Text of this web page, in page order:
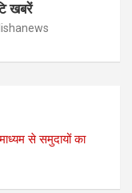
खबरें
से समुदायों का